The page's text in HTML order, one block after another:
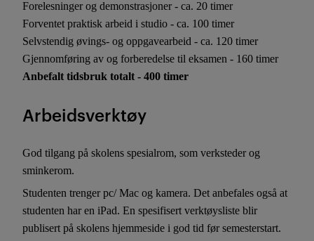
Forelesninger og demonstrasjoner - ca. 20 timer
Forventet praktisk arbeid i studio - ca. 100 timer
Selvstendig øvings- og oppgavearbeid - ca. 120 timer
Gjennomføring av og forberedelse til eksamen - 160 timer
Anbefalt tidsbruk totalt - 400 timer
Arbeidsverktøy
God tilgang på skolens spesialrom, som verksteder og
sminkerom.
Studenten trenger pc/ Mac og kamera. Det anbefales også at
studenten har en iPad. En spesifisert verktøysliste blir
publisert på skolens hjemmeside i god tid før semesterstart.